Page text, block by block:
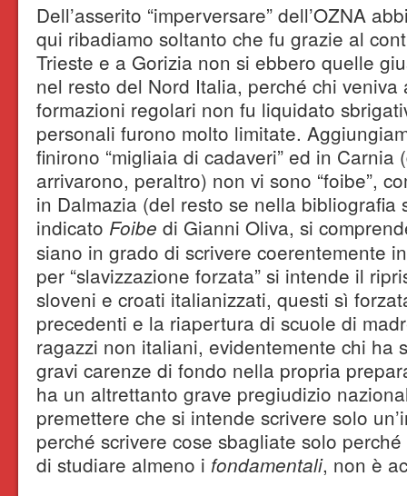
Dell’asserito “imperversare” dell’OZNA
qui ribadiamo soltanto che fu grazie al
Trieste e a Gorizia non si ebbero quelle
nel resto del Nord Italia, perché chi veniva
formazioni regolari non fu liquidato
personali furono molto limitate.
finirono “migliaia di cadaveri” ed in Carnia
arrivarono, peraltro) non vi sono “foibe”,
in Dalmazia (del resto se nella bibliografia
indicato Foibe di Gianni Oliva, si
siano in grado di scrivere coerentemente
per “slavizzazione forzata” si intende il
sloveni e croati italianizzati, questi sì
precedenti e la riapertura di scuole di
ragazzi non italiani, evidentemente chi ha
gravi carenze di fondo nella propria
ha un altrettanto grave pregiudizio
premettere che si intende scrivere solo
perché scrivere cose sbagliate solo
di studiare almeno i fondamentali, non è